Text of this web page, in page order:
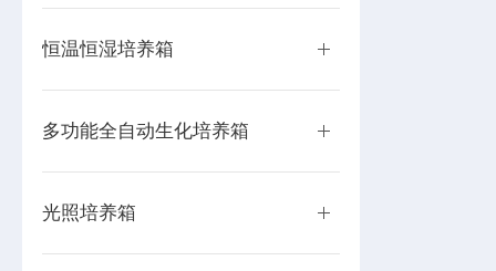
恒温恒湿培养箱
多功能全自动生化培养箱
光照培养箱